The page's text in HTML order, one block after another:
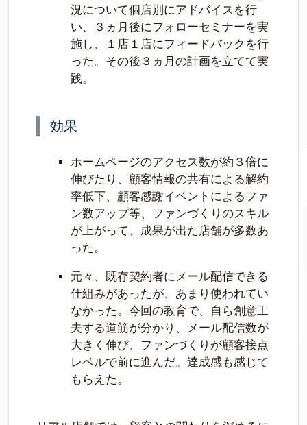
況について個店別にアドバイスを行
い、３ヵ月後にフォローセミナーを実
施し、１店１店にフィードバックを行
った。その後３ヵ月の計画を立てて実
践。
効果
ホームページのアクセス数が約３倍に
伸びたり、顧客情報の共有による解約
率低下、顧客感謝イベントによるファ
ン数アップ等、ファンづくりのスキル
が上がって、成果が出た店舗が多数あ
った。
元々、既存契約者にメール配信できる
仕組みがあったが、あまり使われてい
なかった。今回の教育で、自ら創意工
夫する道筋が分かり、メール配信数が
大きく伸び、ファンづくりが顧客接点
レベルで前に進んだ。達成感も感じて
もらえた。